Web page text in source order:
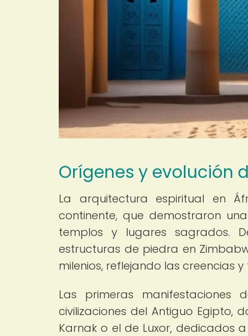
Orígenes y evolución
La arquitectura espiritual en
continente, que demostraron
templos y lugares sagrados.
estructuras de piedra en
milenios, reflejando las creencias
Las primeras
civilizaciones del Antiguo Egipto,
Karnak o el de Luxor, dedicados